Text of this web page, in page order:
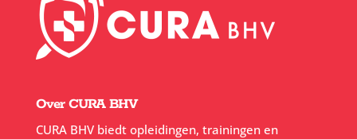
Over CURA BHV
CURA BHV biedt opleidingen, trainingen en